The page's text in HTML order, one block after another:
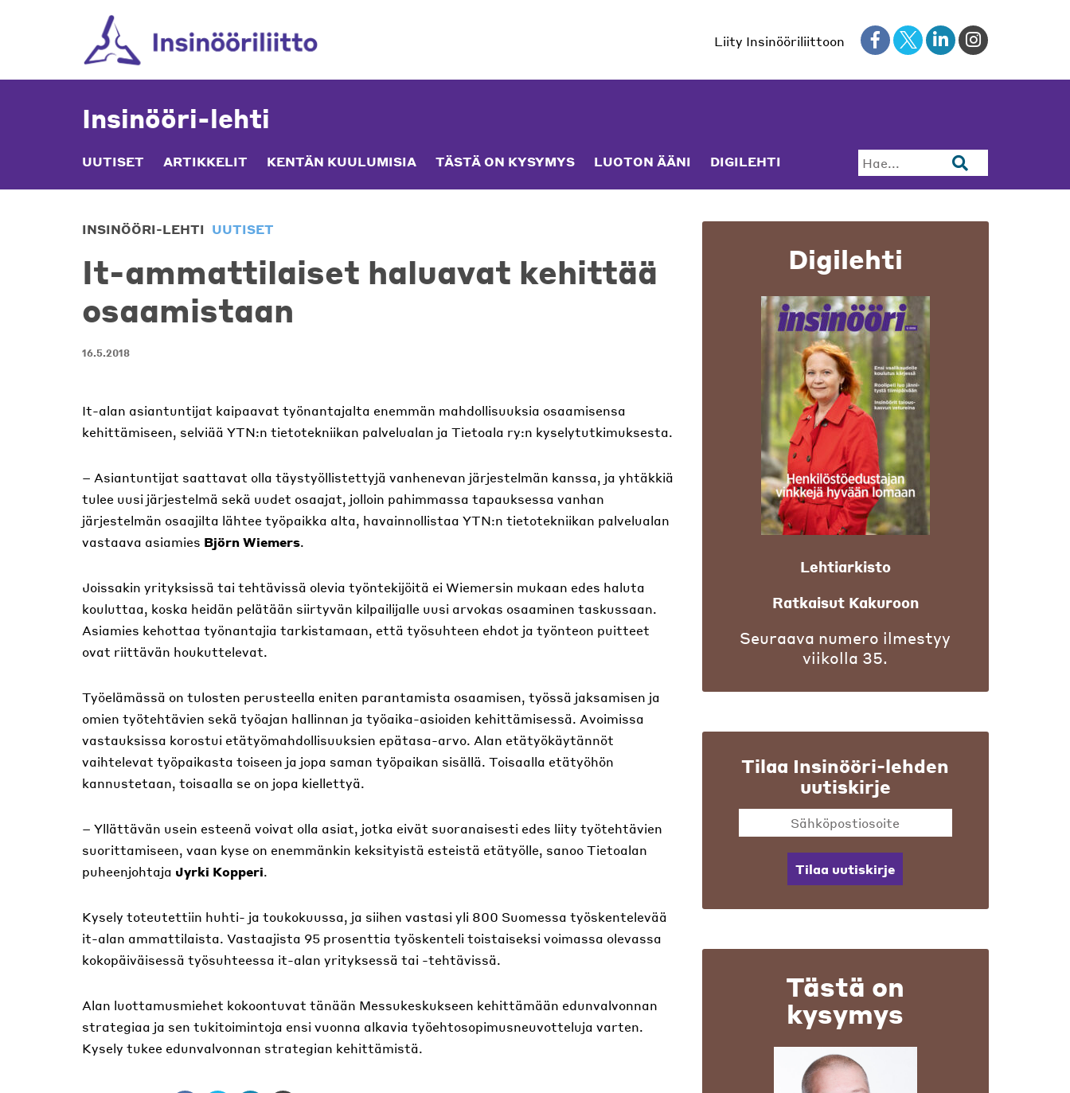
Liity Insinööriliittoon
Insinööri-lehti
UUTISET ARTIKKELIT KENTÄN KUULUMISIA TÄSTÄ ON KYSYMYS LUOTON ÄÄNI DIGILEHTI Hae...
INSINÖÖRI-LEHTI UUTISET
It-ammattilaiset haluavat kehittää
osaamistaan
16.5.2018
It-alan asiantuntijat kaipaavat työnantajalta enemmän mahdollisuuksia osaamisensa
kehittämiseen, selviää YTN:n tietotekniikan palvelualan ja Tietoala ry:n kyselytutkimuksesta.
– Asiantuntijat saattavat olla täystyöllistettyjä vanhenevan järjestelmän kanssa, ja yhtäkkiä
tulee uusi järjestelmä sekä uudet osaajat, jolloin pahimmassa tapauksessa vanhan
järjestelmän osaajilta lähtee työpaikka alta, havainnollistaa YTN:n tietotekniikan palvelualan
vastaava asiamies Björn Wiemers.
Joissakin yrityksissä tai tehtävissä olevia työntekijöitä ei Wiemersin mukaan edes haluta
kouluttaa, koska heidän pelätään siirtyvän kilpailijalle uusi arvokas osaaminen taskussaan.
Asiamies kehottaa työnantajia tarkistamaan, että työsuhteen ehdot ja työnteon puitteet
ovat riittävän houkuttelevat.
Työelämässä on tulosten perusteella eniten parantamista osaamisen, työssä jaksamisen ja
omien työtehtävien sekä työajan hallinnan ja työaika-asioiden kehittämisessä. Avoimissa
vastauksissa korostui etätyömahdollisuuksien epätasa-arvo. Alan etätyökäytännöt
vaihtelevat työpaikasta toiseen ja jopa saman työpaikan sisällä. Toisaalla etätyöhön
kannustetaan, toisaalla se on jopa kiellettyä.
– Yllättävän usein esteenä voivat olla asiat, jotka eivät suoranaisesti edes liity työtehtävien
suorittamiseen, vaan kyse on enemmänkin keksityistä esteistä etätyölle, sanoo Tietoalan
puheenjohtaja Jyrki Kopperi.
Kysely toteutettiin huhti- ja toukokuussa, ja siihen vastasi yli 800 Suomessa työskentelevää
it-alan ammattilaista. Vastaajista 95 prosenttia työskenteli toistaiseksi voimassa olevassa
kokopäiväisessä työsuhteessa it-alan yrityksessä tai -tehtävissä.
Alan luottamusmiehet kokoontuvat tänään Messukeskukseen kehittämään edunvalvonnan
strategiaa ja sen tukitoimintoja ensi vuonna alkavia työehtosopimusneuvotteluja varten.
Kysely tukee edunvalvonnan strategian kehittämistä.
Digilehti
Lehtiarkisto
Ratkaisut Kakuroon
Seuraava numero ilmestyy
viikolla 35.
Tilaa Insinööri-lehden
uutiskirje
Tilaa uutiskirje
Tästä on
kysymys